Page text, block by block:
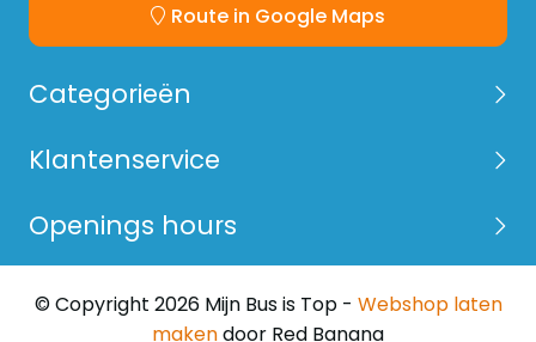
Route in Google Maps
Categorieën
Klantenservice
Openings hours
© Copyright 2026 Mijn Bus is Top - Webshop laten
makendoor Red Banana